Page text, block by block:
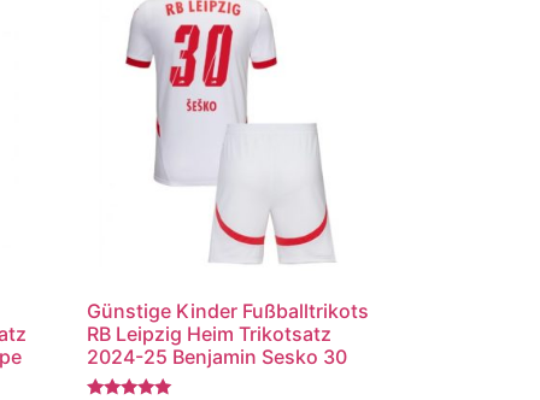
Günstige Kinder Fußballtrikots
RB Leipzig Heim Trikotsatz
2024-25 Benjamin Sesko 30